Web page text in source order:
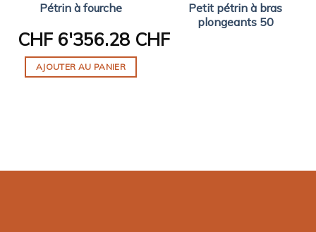
Pétrin à fourche
CHF6'356.28 CHF
AJOUTER AU PANIER
Petit pétrin à bras
plongeants 50